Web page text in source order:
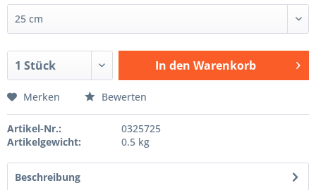
In den Warenkorb
Merken Bewerten
Artikel-Nr.:
0325725
Artikelgewicht:
0.5 kg
Beschreibung